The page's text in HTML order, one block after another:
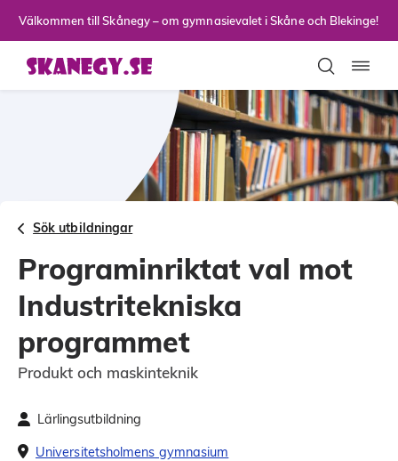
Välkommen till Skånegy – om gymnasievalet i Skåne och Blekinge!
Sök utbildningar
Programinriktat val mot
Industritekniska
programmet
Produkt och maskinteknik
Lärlingsutbildning
Universitetsholmens gymnasium